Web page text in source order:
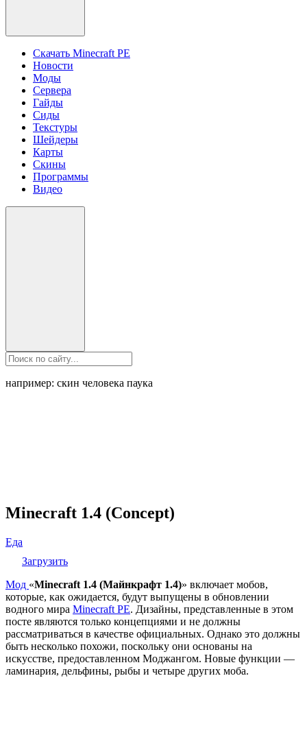
Скачать Minecraft PE
Новости
Моды
Сервера
Гайды
Сиды
Текстуры
Шейдеры
Карты
Скины
Программы
Видео
например: скин человека паука
Minecraft 1.4 (Concept)
Еда
Загрузить
Мод «Minecraft 1.4 (Майнкрафт 1.4)» включает мобов,
которые, как ожидается, будут выпущены в обновлении
водного мира Minecraft PE. Дизайны, представленные в этом
посте являются только концепциями и не должны
рассматриваться в качестве официальных. Однако это должны
быть несколько похожи, поскольку они основаны на
искусстве, предоставленном Моджангом. Новые функции —
ламинария, дельфины, рыбы и четыре других моба.